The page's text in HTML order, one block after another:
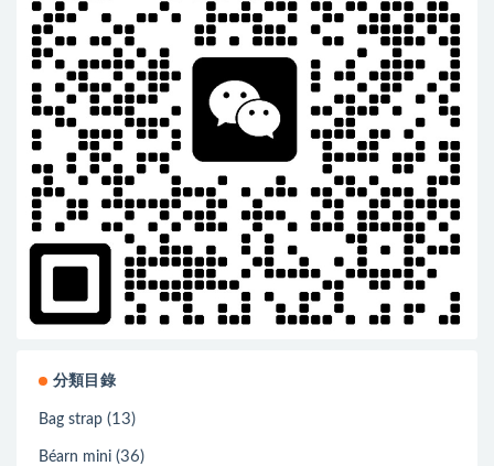
分類目錄
Bag strap (13)
Béarn mini (36)